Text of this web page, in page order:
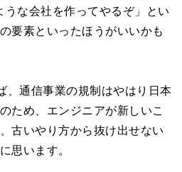
な会社を作ってやるぞ」とい
要素といったほうがいいかも
、通信事業の規制はやはり日本
ため、エンジニアが新しいこ
古いやり方から抜け出せない
思います。